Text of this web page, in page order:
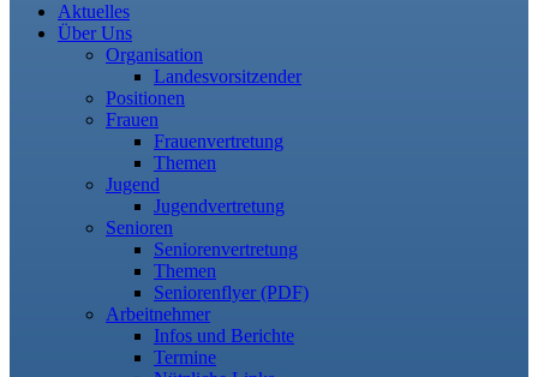
Aktuelles
Über Uns
Organisation
Landesvorsitzender
Positionen
Frauen
Frauenvertretung
Themen
Jugend
Jugendvertretung
Senioren
Seniorenvertretung
Themen
Seniorenflyer (PDF)
Arbeitnehmer
Infos und Berichte
Termine